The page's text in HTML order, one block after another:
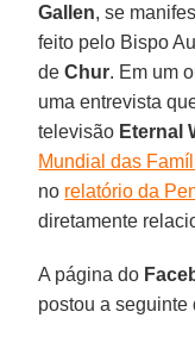
Gallen, se
feito pelo Bispo
deChur. Em um
uma entrevista
televisão Eternal
Mundial das
no relatório da
diretamente
A página do
postou a seguinte